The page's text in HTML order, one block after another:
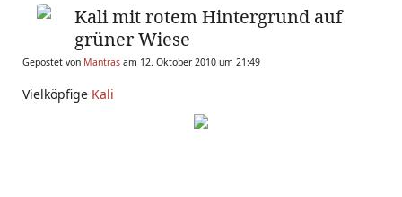
Kali mit rotem Hintergrund auf
grüner Wiese
Gepostet von Mantras am 12. Oktober 2010 um 21:49
Vielköpfige Kali